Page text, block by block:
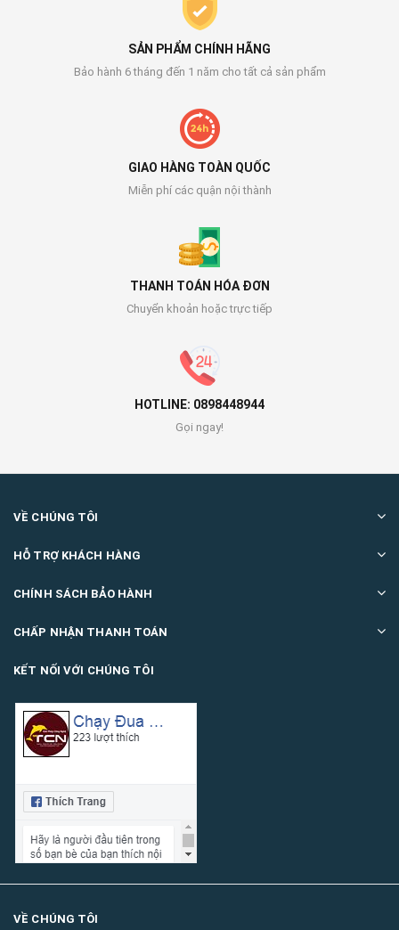
SẢN PHẨM CHÍNH HÃNG
Bảo hành 6 tháng đến 1 năm cho tất cả sản phẩm
GIAO HÀNG TOÀN QUỐC
Miễn phí các quận nội thành
THANH TOÁN HÓA ĐƠN
Chuyển khoản hoặc trực tiếp
HOTLINE: 0898448944
Gọi ngay!
VỀ CHÚNG TÔI
HỖ TRỢ KHÁCH HÀNG
CHÍNH SÁCH BẢO HÀNH
CHẤP NHẬN THANH TOÁN
KẾT NỐI VỚI CHÚNG TÔI
VỀ CHÚNG TÔI